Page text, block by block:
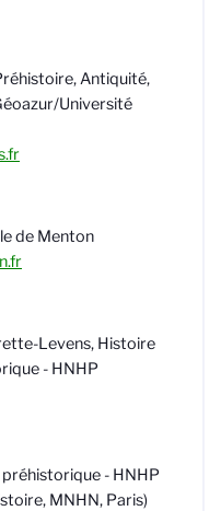
Antiquité,
Université
de Menton
Levens, Histoire
- HNHP
- HNHP
MNHN, Paris)